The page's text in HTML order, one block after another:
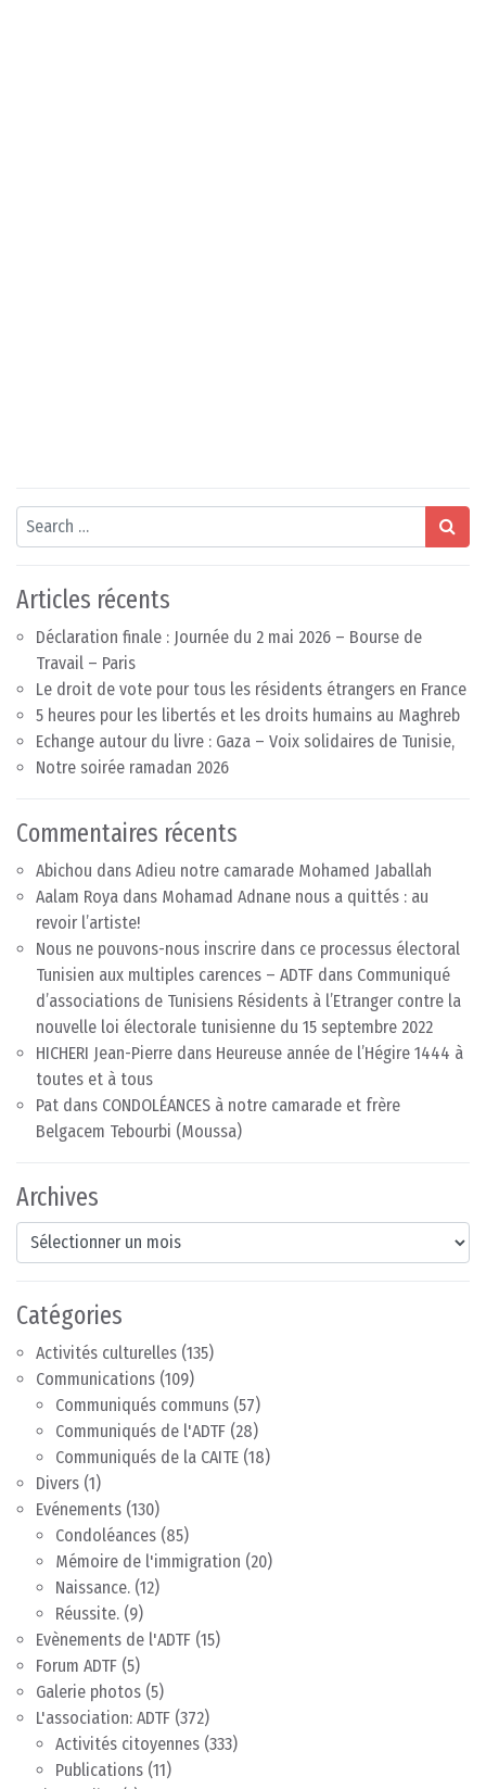
Search
Articles récents
Déclaration finale : Journée du 2 mai 2026 – Bourse de
Travail – Paris
Le droit de vote pour tous les résidents étrangers en France
5 heures pour les libertés et les droits humains au Maghreb
Echange autour du livre : Gaza – Voix solidaires de Tunisie,
Notre soirée ramadan 2026
Commentaires récents
Abichou dans Adieu notre camarade Mohamed Jaballah
Aalam Roya dans Mohamad Adnane nous a quittés : au
revoir l’artiste!
Nous ne pouvons-nous inscrire dans ce processus électoral
Tunisien aux multiples carences – ADTF dans Communiqué
d’associations de Tunisiens Résidents à l’Etranger contre la
nouvelle loi électorale tunisienne du 15 septembre 2022
HICHERI Jean-Pierre dans Heureuse année de l’Hégire 1444 à
toutes et à tous
Pat dans CONDOLÉANCES à notre camarade et frère
Belgacem Tebourbi (Moussa)
Archives
Archives
Catégories
Activités culturelles (135)
Communications (109)
Communiqués communs (57)
Communiqués de l'ADTF (28)
Communiqués de la CAITE (18)
Divers (1)
Evénements (130)
Condoléances (85)
Mémoire de l'immigration (20)
Naissance. (12)
Réussite. (9)
Evènements de l'ADTF (15)
Forum ADTF (5)
Galerie photos (5)
L'association: ADTF (372)
Activités citoyennes (333)
Publications (11)